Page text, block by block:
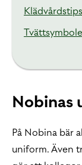
Klädvårdstips
Nobinas
På Nobina bär
uniform. Även